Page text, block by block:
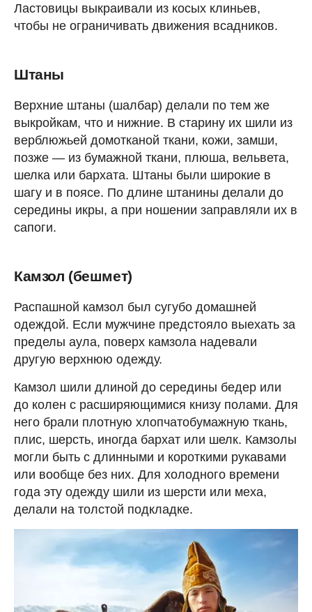
Ластовицы выкраивали из косых клиньев,
чтобы не ограничивать движения всадников.
Штаны
Верхние штаны (шалбар) делали по тем же
выкройкам, что и нижние. В старину их шили из
верблюжьей домотканой ткани, кожи, замши,
позже — из бумажной ткани, плюша, вельвета,
шелка или бархата. Штаны были широкие в
шагу и в поясе. По длине штанины делали до
середины икры, а при ношении заправляли их в
сапоги.
Камзол (бешмет)
Распашной камзол был сугубо домашней
одеждой. Если мужчине предстояло выехать за
пределы аула, поверх камзола надевали
другую верхнюю одежду.
Камзол шили длиной до середины бедер или
до колен с расширяющимися книзу полами. Для
него брали плотную хлопчатобумажную ткань,
плис, шерсть, иногда бархат или шелк. Камзолы
могли быть с длинными и короткими рукавами
или вообще без них. Для холодного времени
года эту одежду шили из шерсти или меха,
делали на толстой подкладке.